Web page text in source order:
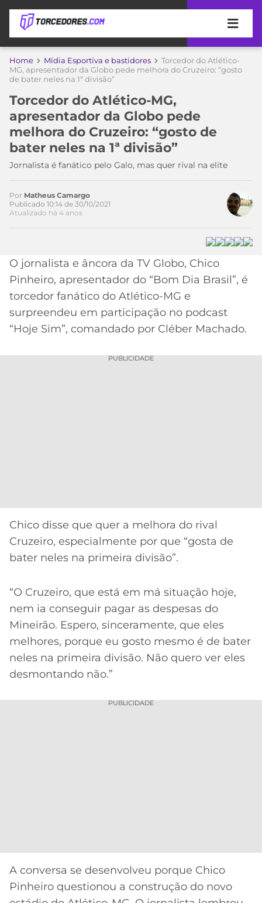
APOSTAS
DICAS
DE
APOSTA
MELHORES
SITES
DE
APOSTAS
2026
CÓDIGO
DE
INDICAÇÃO
BET365
CASSINOS
ONLINE
2026
ÚLTIMAS
COPA
DO
MUNDO
TIMES
MEU
TIME
CORINTHIANS
SÃO
PAULO
SANTOS
INTERNACIONAL
GRÊMIO
MG
CRUZEIRO
CAMPEONATOS
A
LIBERTADORES
COPA
LALIGA
MERCADO
DA
PALPITES
Home Mídia Esportiva e bastidores
Torcedor do Atlético-
MG, apresentador da Globo pede melhora do Cruzeiro: “gosto
de bater neles na 1ª divisão”
Torcedor do Atlético-MG,
apresentador da Globo pede
melhora do Cruzeiro: “gosto de
bater neles na 1ª divisão”
Jornalista é fanático pelo Galo, mas quer rival na elite
Acesse o perfil do autor
no Twitter
Por Matheus Camargo
Publicado 10:14 de 30/10/2021
Atualizado há 4 anos
O jornalista e âncora da TV Globo, Chico
Pinheiro, apresentador do “Bom Dia Brasil”, é
torcedor fanático do Atlético-MG e
surpreendeu em participação no podcast
“Hoje Sim”, comandado por Cléber Machado.
PUBLICIDADE
Chico disse que quer a melhora do rival
Cruzeiro, especialmente por que “gosta de
bater neles na primeira divisão”.
“O Cruzeiro, que está em má situação hoje,
nem ia conseguir pagar as despesas do
Mineirão. Espero, sinceramente, que eles
melhores, porque eu gosto mesmo é de bater
neles na primeira divisão. Não quero ver eles
desmontando não.”
PUBLICIDADE
A conversa se desenvolveu porque Chico
Pinheiro questionou a construção do novo